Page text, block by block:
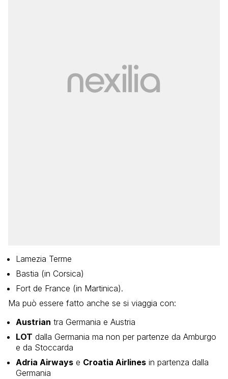
Lamezia Terme
Bastia (in Corsica)
Fort de France (in Martinica).
Ma può essere fatto anche se si viaggia con:
Austrian tra Germania e Austria
LOT dalla Germania ma non per partenze da Amburgo
e da Stoccarda
Adria Airways e Croatia Airlines in partenza dalla
Germania